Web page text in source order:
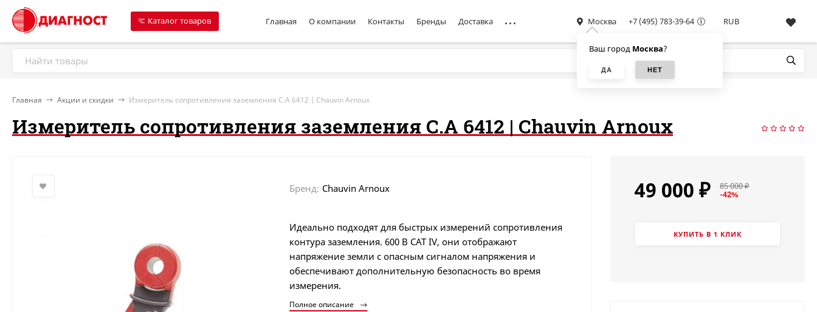
Каталог товаров Главная О компании Контакты Бренды Доставка Москва
Ваш город Москва?
+7 (495) 783-39-64 RUB
Главная Акции и скидки Измеритель сопротивления заземления C.A 6412 | Chauvin Arnoux
Измеритель сопротивления заземления C.A 6412 | Chauvin Arnoux
Бренд: Chauvin Arnoux
Идеально подходят для быстрых измерений сопротивления
контура заземления. 600 В CAT IV, они отображают
напряжение земли с опасным сигналом напряжения и
обеспечивают дополнительную безопасность во время
измерения.
Полное описание
49 000₽ 85 000₽
-42%
КУПИТЬ В 1 КЛИК